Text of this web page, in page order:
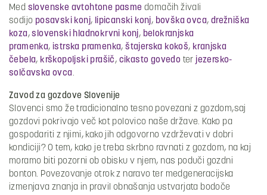
Med slovenske avtohtone pasme domačih živali
sodijo posavski konj, lipicanski konj , bovška ovca, drežniška
koza,slovenski hladnokrvni konj , belokranjska
pramenka, istrska pramenka,štajerska kokoš, kranjska
čebela, krškopoljski prašič, cikasto govedo ter jezersko-
solčavska ovca.
Zavod za gozdove Slovenije
Slovenci smo že tradicionalno tesno povezani z gozdom,saj
gozdovi pokrivajo več kot polovico naše države. Kako pa
gospodariti z njimi, kako jih odgovorno vzdrževati v dobri
kondiciji? O tem, kako je treba skrbno ravnati z gozdom, na kaj
moramo biti pozorni ob obisku v njem, nas poduči gozdni
bonton. Povezovanje otrok z naravo ter medgeneracijska
izmenjava znanja in pravil obnašanja ustvarjata bodoče